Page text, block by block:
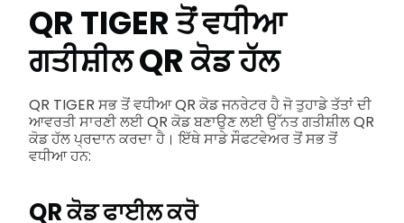
QR TIGER ਤੋਂ ਵਧੀਆ
ਗਤੀਸ਼ੀਲ QR ਕੋਡ ਹੱਲ
QR TIGER ਸਭ ਤੋਂ ਵਧੀਆ QR ਕੋਡ ਜਨਰੇਟਰ ਹੈ ਜੋ ਤੁਹਾਡੇ ਤੱਤਾਂ ਦੀ
ਆਵਰਤੀ ਸਾਰਣੀ ਲਈ QR ਕੋਡ ਬਣਾਉਣ ਲਈ ਉੱਨਤ ਗਤੀਸ਼ੀਲ QR
ਕੋਡ ਹੱਲ ਪ੍ਰਦਾਨ ਕਰਦਾ ਹੈ। ਇੱਥੇ ਸਾਡੇ ਸੌਫਟਵੇਅਰ ਤੋਂ ਸਭ ਤੋਂ
ਵਧੀਆ ਹਨ:
QR ਕੋਡ ਫਾਈਲ ਕਰੋ